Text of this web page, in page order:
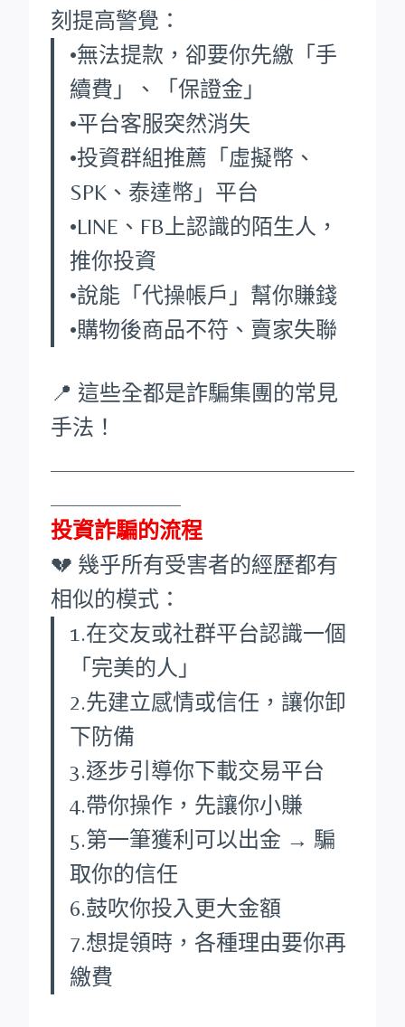
刻提高警覺：
•無法提款，卻要你先繳「手
續費」、「保證金」
•平台客服突然消失
•投資群組推薦「虛擬幣、
SPK、泰達幣」平台
•LINE、FB上認識的陌生人，
推你投資
•說能「代操帳戶」幫你賺錢
•購物後商品不符、賣家失聯
📍 這些全都是詐騙集團的常見
手法！
投資詐騙的流程
💔 幾乎所有受害者的經歷都有
相似的模式：
1.在交友或社群平台認識一個
「完美的人」
2.先建立感情或信任，讓你卸
下防備
3.逐步引導你下載交易平台
4.帶你操作，先讓你小賺
5.第一筆獲利可以出金 → 騙
取你的信任
6.鼓吹你投入更大金額
7.想提領時，各種理由要你再
繳費